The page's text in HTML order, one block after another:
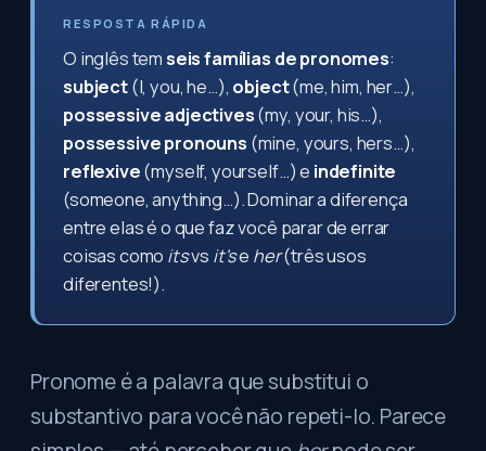
RESPOSTA RÁPIDA
O inglês temseis famílias de pronomes:
subject(I, you, he…), object(me, him, her…),
possessive adjectives(my, your, his…),
possessive pronouns (mine, yours, hers…),
reflexive(myself, yourself…) e indefinite
(someone, anything…). Dominar a diferença
entre elas é o que faz você parar de errar
coisas como itsvs it'se her(três usos
diferentes!).
Pronome é a palavra que substitui o
substantivo para você não repeti-lo. Parece